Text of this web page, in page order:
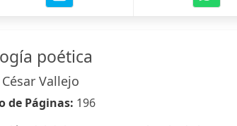
poética
César Vallejo
de Páginas: 196